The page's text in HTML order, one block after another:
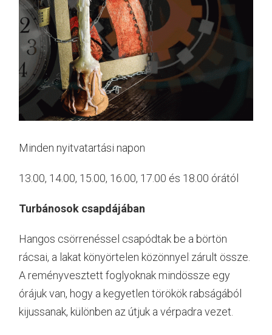
Minden nyitvatartási napon
13.00, 14.00, 15.00, 16.00, 17.00 és 18.00 órától
Turbánosok csapdájában
Hangos csörrenéssel csapódtak be a börtön
rácsai, a lakat könyörtelen közönnyel zárult össze.
A reményvesztett foglyoknak mindössze egy
órájuk van, hogy a kegyetlen törökök rabságából
kijussanak, különben az útjuk a vérpadra vezet.